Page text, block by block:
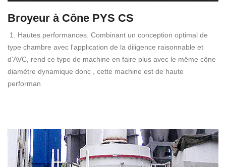
Broyeur à Cône PYS CS
1. Hautes performances. Combinant un conception optimal de
type chambre avec l'application de la diligence raisonnable et
d'AVC, rend ce type de machine en faire plus avec le même cône
diamètre dynamique donc , cette machine est de haute
performan